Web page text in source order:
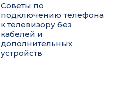
Советы по
подключению телефона
к телевизору без
кабелей и
дополнительных
устройств